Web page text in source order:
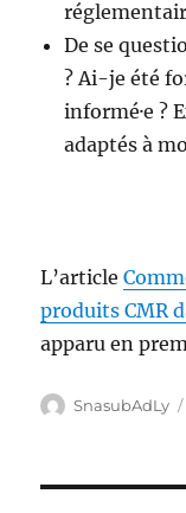
De se
? Ai-je été
informé·e ?
adaptés à
L’article
produits CMR
apparu en
Auteur
SnasubAdLy